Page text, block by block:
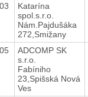
Katarína
spol.s.r.o.
Nám.Pajdušáka
272,Smižany
ADCOMP SK
s.r.o.
Fabíniho
23,Spišská Nová
Ves